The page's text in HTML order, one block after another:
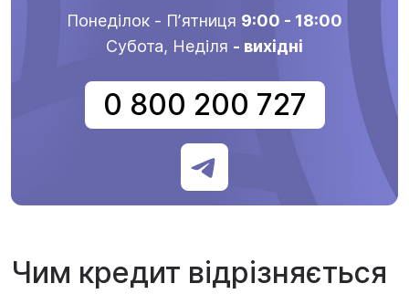
Понеділок - Пʼятниця 9:00 - 18:00
Субота, Неділя - вихідні
0 800 200 727
Чим кредит відрізняється